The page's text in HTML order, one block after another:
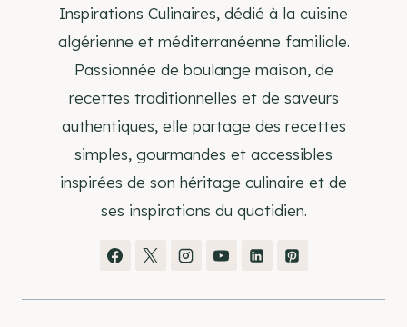
Inspirations Culinaires, dédié à la cuisine
algérienne et méditerranéenne familiale.
Passionnée de boulange maison, de
recettes traditionnelles et de saveurs
authentiques, elle partage des recettes
simples, gourmandes et accessibles
inspirées de son héritage culinaire et de
ses inspirations du quotidien.